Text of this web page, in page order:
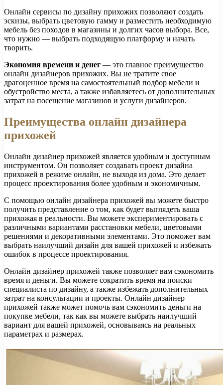
Онлайн сервисы по дизайну прихожих позволяют создать
эскизы, выбрать цветовую гамму и разместить необходимую
мебель без походов в магазины и долгих часов выбора. Все,
что нужно — выбрать подходящую платформу и начать
творить.
Экономия времени и денег — это главное преимущество
онлайн дизайнеров прихожих. Вы не тратите свое
драгоценное время на самостоятельный подбор мебели и
обустройство места, а также избавляетесь от дополнительных
затрат на посещение магазинов и услуги дизайнеров.
Преимущества онлайн дизайнера
прихожей
Онлайн дизайнер прихожей является удобным и доступным
инструментом. Он позволяет создавать проект дизайна
прихожей в режиме онлайн, не выходя из дома. Это делает
процесс проектирования более удобным и экономичным.
С помощью онлайн дизайнера прихожей вы можете быстро
получить представление о том, как будет выглядеть ваша
прихожая в реальности. Вы можете экспериментировать с
различными вариантами расстановки мебели, цветовыми
решениями и декоративными элементами. Это поможет вам
выбрать наилучший дизайн для вашей прихожей и избежать
ошибок в процессе проектирования.
Онлайн дизайнер прихожей также позволяет вам сэкономить
время и деньги. Вы можете сократить время на поиски
специалиста по дизайну, а также избежать дополнительных
затрат на консультации и проекты. Онлайн дизайнер
прихожей также может помочь вам сэкономить деньги на
покупке мебели, так как вы можете выбрать наилучший
вариант для вашей прихожей, основываясь на реальных
параметрах и размерах.